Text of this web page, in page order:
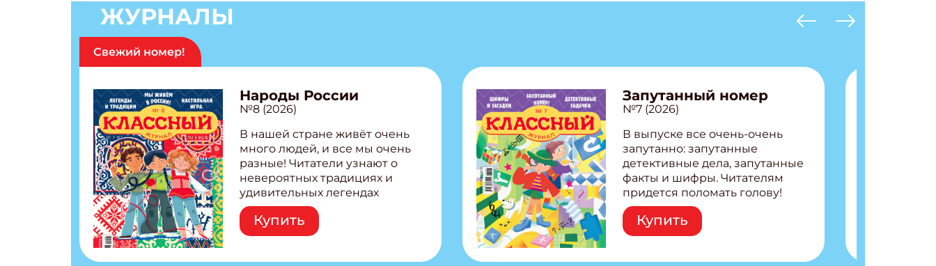
ЖУРНАЛЫ
Свежий номер!
Народы России
№8 (2026)
В нашей стране живёт очень
много людей, и все мы очень
разные! Читатели узнают о
невероятных традициях и
удивительных легендах
народов России! Внутри:
Легенды татар, башкир и
бурятов Настольная игра
Купить
Запутанный номер
№7 (2026)
В выпуске все очень-очень
запутанно: запутанные
детективные дела, запутанные
факты и шифры. Читателям
придется поломать голову!
Внутри: Шифры и
расшифровки Плетем
запутанные поделки
Купить